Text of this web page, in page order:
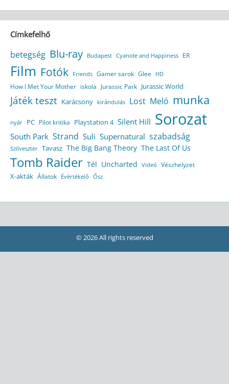
Címkefelhő
betegség Blu-ray Budapest Cyanide and Happiness ER
Film Fotók Friends Gamer sarok Glee HD
How I Met Your Mother iskola Jurassic Park Jurassic World
Játék teszt Karácsony kirándulás Lost Meló munka
nyár PC Pilot kritika Playstation 4 Silent Hill Sorozat
South Park Strand Suli Supernatural szabadság
Szilveszter Tavasz The Big Bang Theory The Last Of Us
Tomb Raider Tél Uncharted Videó Vészhelyzet
X-akták Állatok Évértékelő Ősz
© 2026 All rights reserved